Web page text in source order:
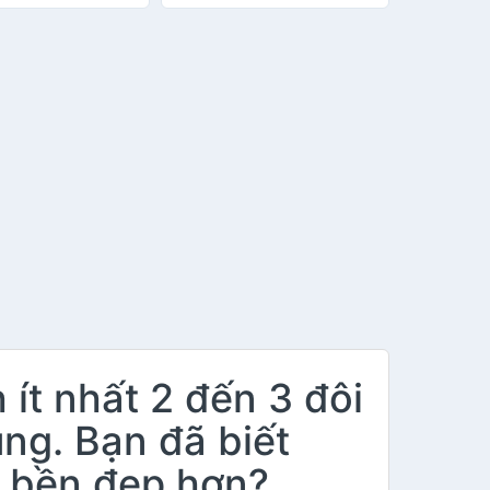
ít nhất 2 đến 3 đôi
Bạn đã biết